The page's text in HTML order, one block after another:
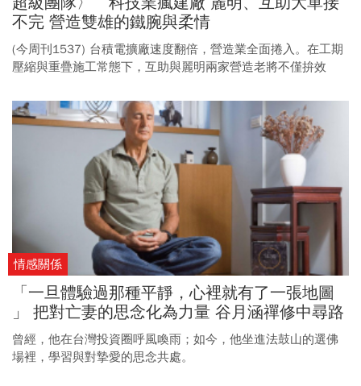
不完 營造雙雄的鐵腕與柔情
(今周刊1537) 台積電擴廠速度翻倍，營造業全面捲入。在工期
壓縮與重疊施工常態下，互助與麗明兩家營造老將不僅拚效
情感關係
「一旦體驗過那種平靜，心裡就有了一張地圖
」 把對亡妻的思念化為力量 谷月涵禪修中尋路
曾經，他在台灣投資圈呼風喚雨；如今，他坐進法鼓山的選佛
場裡，學習與對摯愛的思念共處。